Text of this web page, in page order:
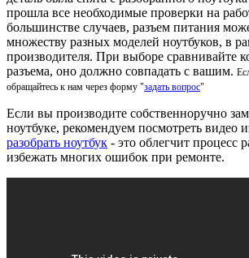
прошла все необходимые проверки на
большинстве случаев, разъем питания
множеству разных моделей ноутбуков, в
производителя. При выборе сравнивайте
разъема, оно должно совпадать с вашим.
обращайтесь к нам через форму "задать вопрос"
Если вы производите собственноручно
ноутбуке, рекомендуем посмотреть видео
разобрать ноутбук - это облегчит процесс
избежать многих ошибок при ремонте.